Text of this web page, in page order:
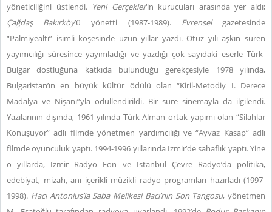
yöneticiliğini üstlendi. Yeni Gerçekler’in kurucuları arasında yer aldı;
Çağdaş Bakırköy’ü yönetti (1987-1989). Evrenselgazetesinde
“Palmiyealtı” isimli köşesinde uzun yıllar yazdı. Otuz yılı aşkın süren
yayımcılığı süresince yayımladığı ve yazdığı çok sayıdaki eserle Türk-
Bulgar dostluğuna katkıda bulunduğu gerekçesiyle 1978 yılında,
Bulgaristan’ın en büyük kültür ödülü olan “Kiril-Metodiy I. Derece
Madalya ve Nişanı”yla ödüllendirildi. Bir süre sinemayla da ilgilendi.
Yazılarının dışında, 1961 yılında Türk-Alman ortak yapımı olan “Silahlar
Konuşuyor” adlı filmde yönetmen yardımcılığı ve “Ayvaz Kasap” adlı
filmde oyunculuk yaptı. 1994-1996 yıllarında İzmir’de sahaflık yaptı. Yine
o yıllarda, İzmir Radyo Fon ve İstanbul Çevre Radyo’da politika,
edebiyat, mizah, anı içerikli müzikli radyo programları hazırladı (1997-
1998). Hacı Antonius’la Saba Melikesi Bacı’nın Son Tangosu, yönetmen